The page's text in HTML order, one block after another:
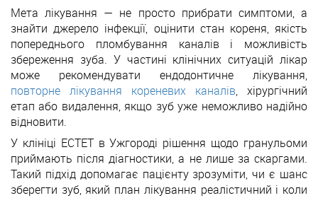
Мета лікування — не просто прибрати симптоми, а
знайти джерело інфекції, оцінити стан кореня, якість
попереднього пломбування каналів і можливість
збереження зуба. У частині клінічних ситуацій лікар
може рекомендувати ендодонтичне лікування,
повторне лікування кореневих каналів, хірургічний
етап або видалення, якщо зуб уже неможливо надійно
відновити.
У клініці ЕСТЕТ в Ужгороді рішення щодо гранульоми
приймають після діагностики, а не лише за скаргами.
Такий підхід допомагає пацієнту зрозуміти, чи є шанс
зберегти зуб, який план лікування реалістичний і коли